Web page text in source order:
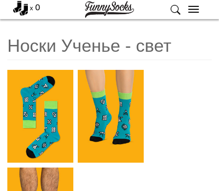
Меню
x 0
Носки Ученье - свет